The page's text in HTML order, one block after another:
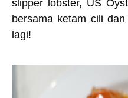
slipper lobster, US
bersama ketam cili
lagi!